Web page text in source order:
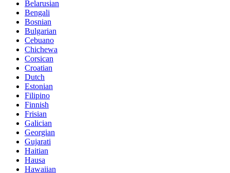
Belarusian
Bengali
Bosnian
Bulgarian
Cebuano
Chichewa
Corsican
Croatian
Dutch
Estonian
Filipino
Finnish
Frisian
Galician
Georgian
Gujarati
Haitian
Hausa
Hawaiian